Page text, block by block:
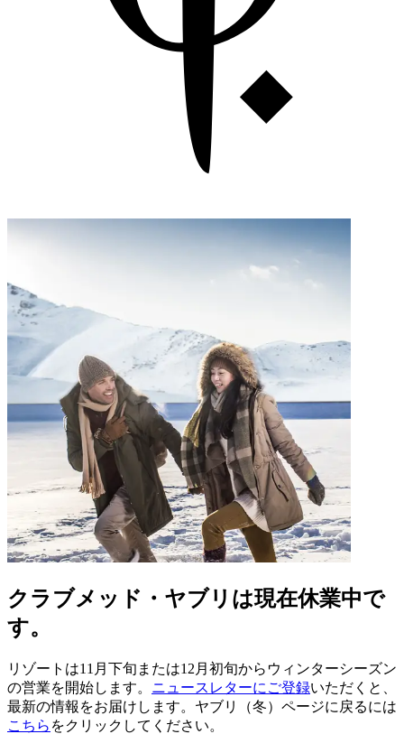
クラブメッド・ヤブリは現在休業中で
す。
リゾートは11月下旬または12月初旬からウィンターシーズン
の営業を開始します。 ニュースレターにご登録いただくと、
最新の情報をお届けします。ヤブリ（冬）ページに戻るには
こちら をクリックしてください。